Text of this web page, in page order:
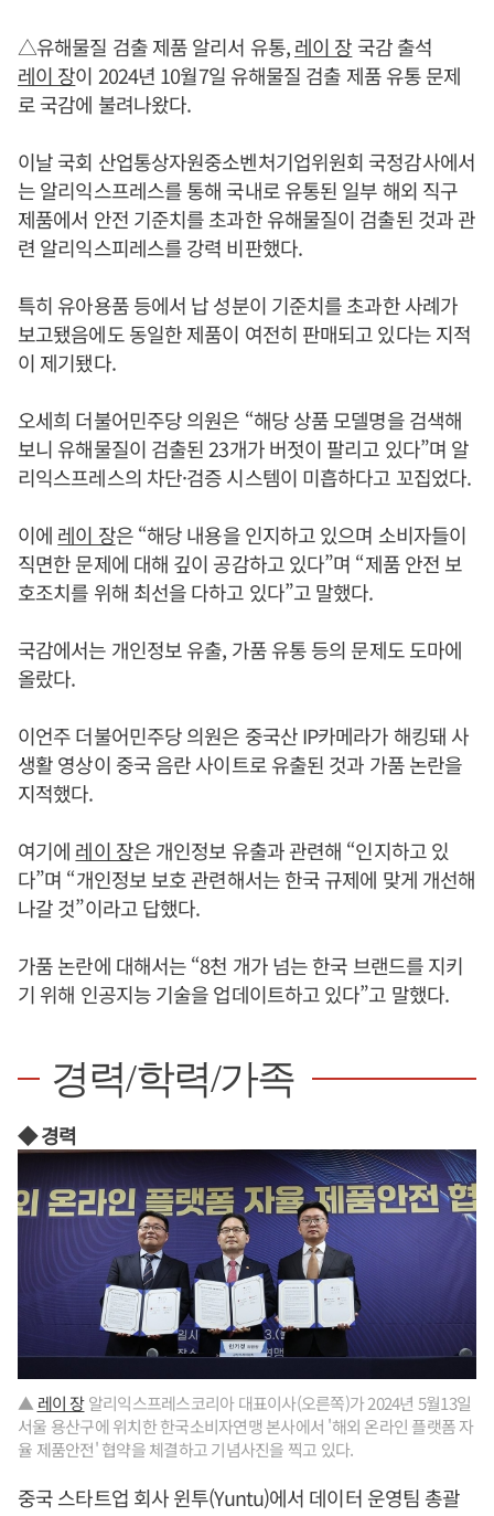
△유해물질 검출 제품 알리서 유통,레이 장 국감 출석
레이 장이 2024년 10월7일 유해물질 검출 제품 유통 문제
로 국감에 불려나왔다.
이날 국회 산업통상자원중소벤처기업위원회 국정감사에서
는 알리익스프레스를 통해 국내로 유통된 일부 해외 직구
제품에서 안전 기준치를 초과한 유해물질이 검출된 것과 관
련 알리익스피레스를 강력 비판했다.
특히 유아용품 등에서 납 성분이 기준치를 초과한 사례가
보고됐음에도 동일한 제품이 여전히 판매되고 있다는 지적
이 제기됐다.
오세희 더불어민주당 의원은 “해당 상품 모델명을 검색해
보니 유해물질이 검출된 23개가 버젓이 팔리고 있다”며 알
리익스프레스의 차단·검증 시스템이 미흡하다고 꼬집었다.
이에 레이 장은 “해당 내용을 인지하고 있으며 소비자들이
직면한 문제에 대해 깊이 공감하고 있다”며 “제품 안전 보
호조치를 위해 최선을 다하고 있다”고 말했다.
국감에서는 개인정보 유출, 가품 유통 등의 문제도 도마에
올랐다.
이언주 더불어민주당 의원은 중국산 IP카메라가 해킹돼 사
생활 영상이 중국 음란 사이트로 유출된 것과 가품 논란을
지적했다.
여기에 레이 장은 개인정보 유출과 관련해 “인지하고 있
다”며 “개인정보 보호 관련해서는 한국 규제에 맞게 개선해
나갈 것”이라고 답했다.
가품 논란에 대해서는 “8천 개가 넘는 한국 브랜드를 지키
기 위해 인공지능 기술을 업데이트하고 있다”고 말했다.
경력/학력/가족
◆ 경력
▲ 레이 장알리익스프레스코리아 대표이사(오른쪽)가 2024년 5월13일
서울 용산구에 위치한 한국소비자연맹 본사에서 '해외 온라인 플랫폼 자
율 제품안전' 협약을 체결하고 기념사진을 찍고 있다.
중국 스타트업 회사 윈투(Yuntu)에서 데이터 운영팀 총괄